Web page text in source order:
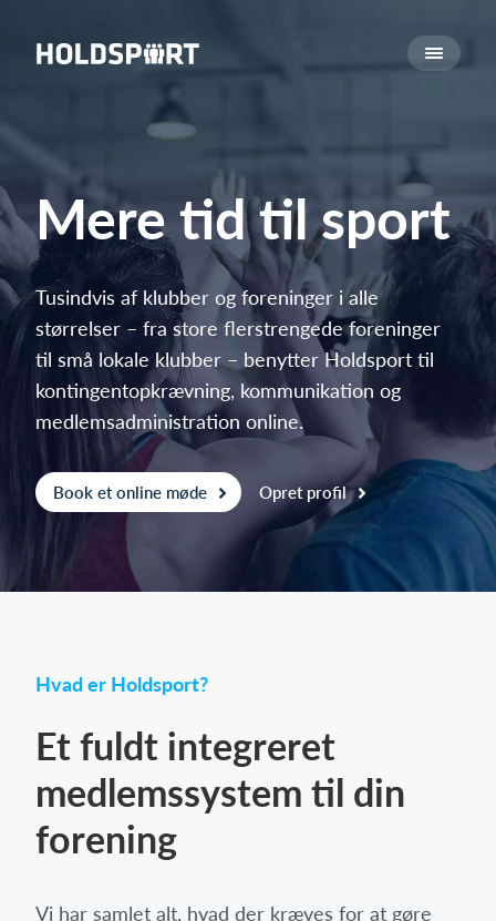
Om Holdsport
Mød os
Presseomtale
Funktioner
Kalender
Kontingentopkrævning
Hjemmeside
Webshop
Billetsystem
Hvad koster det?
Mere tid til sport
Tusindvis af klubber og foreninger i alle
størrelser – fra store flerstrengede foreninger
til små lokale klubber – benytter Holdsport til
kontingentopkrævning, kommunikation og
medlemsadministration online.
Book et online møde Opret profil
Hvad er Holdsport?
Et fuldt integreret
medlemssystem til din
forening
Vi har samlet alt, hvad der kræves for at gøre